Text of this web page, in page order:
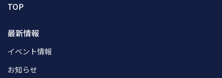
TOP
最新情報
イベント情報
お知らせ